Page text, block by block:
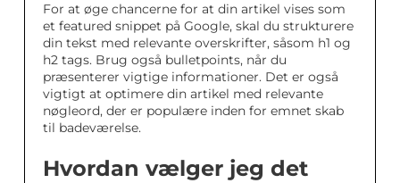
For at øge chancerne for at din artikel vises som
et featured snippet på Google, skal du strukturere
din tekst med relevante overskrifter, såsom h1 og
h2 tags. Brug også bulletpoints, når du
præsenterer vigtige informationer. Det er også
vigtigt at optimere din artikel med relevante
nøgleord, der er populære inden for emnet skab
til badeværelse.
Hvordan vælger jeg det